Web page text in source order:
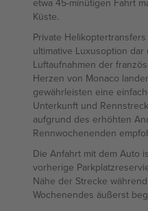
etwa 45-minütigen Fahrt
Küste.
Private
ultimative Luxusoption
Luftaufnahmen der
Herzen von Monaco
gewährleisten eine
Unterkunft und
aufgrund des erhöhten
Rennwochenenden
Die Anfahrt mit dem Auto
vorherige
Nähe der Strecke
Wochenendes äußerst